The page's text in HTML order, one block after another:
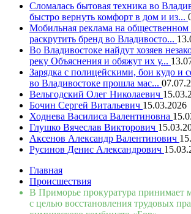
Сломалась бытовая техника во
быстро вернуть комфорт в дом и из...
Мобильная реклама на общественном
раскрутить бренд во Владивосто...
Во Владивостоке найдут хозяев
реку Объяснения и обяжут их у...
Зарядка с полицейскими, бои кудо и
во Владивостоке прошла мас...
Вельгодский Олег Николаевич
Бочин Сергей Витальевич 15.03.2026
Ходнева Василиса Валентиновна
Глушко Вячеслав Викторович
Аксенов Александр Валентинович
Русинов Денис Александрович
Главная
Происшествия
В Приморье прокуратура принимает
с целью восстановления трудовых